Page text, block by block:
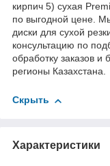
кирпич 5) сухая
по выгодной цене.
диски для сухой
консультацию по
обработку заказов
регионы Казахстана.
Скрыть
Характеристики